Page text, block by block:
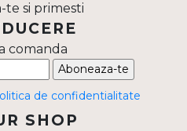
te si primesti
comanda
Aboneaza-te
de confidentialitate
SHOP